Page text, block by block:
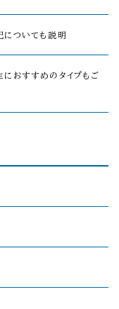
についても説明
におすすめのタイプもご